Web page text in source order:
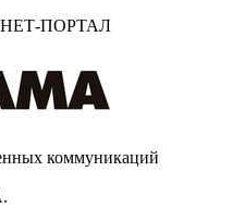
ПОРТАЛ
коммуникаций